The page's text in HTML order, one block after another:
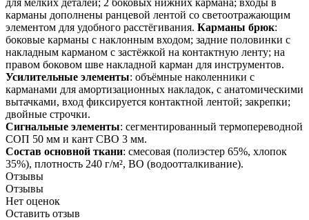
карманы дополнены ранцевой лентой со светоотражающим
элементом для удобного расстёгивания. Карманы брюк:
боковые карманы с наклонным входом; задние половинки с
накладным карманом с застёжкой на контактную ленту; на
правом боковом шве накладной карман для инструментов.
Усилительные элементы: объёмные наколенники с
карманами для амортизационных накладок, с анатомическими
вытачками, вход фиксируется контактной лентой; закрепки;
двойные строчки.
Сигнальные элементы: сегментированный термопереводной
СОП 50 мм и кант СВО 3 мм.
Состав основной ткани: смесовая (полиэстер 65%, хлопок
35%), плотность 240 г/м², ВО (водоотталкивание).
Отзывы
Отзывы
Нет оценок
Оставить отзыв